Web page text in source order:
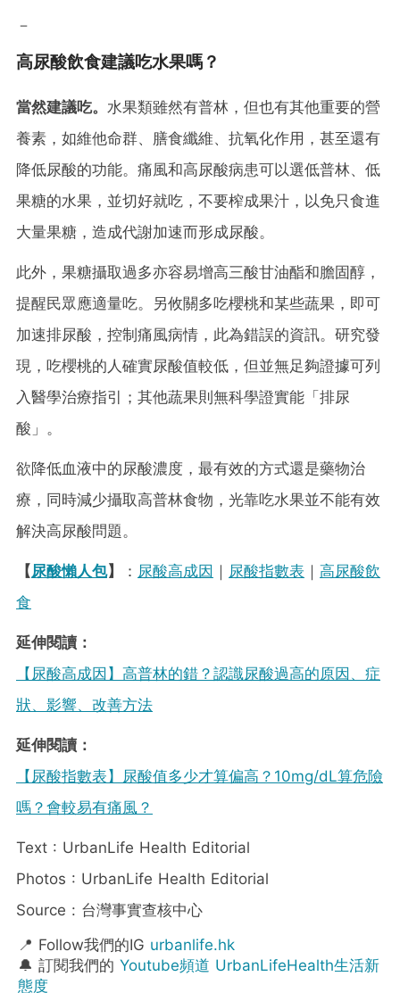
－
高尿酸飲食建議吃水果嗎？
當然建議吃。 水果類雖然有普林，但也有其他重要的營
養素，如維他命群、膳食纖維、抗氧化作用，甚至還有
降低尿酸的功能。痛風和高尿酸病患可以選低普林、低
果糖的水果，並切好就吃，不要榨成果汁，以免只食進
大量果糖，造成代謝加速而形成尿酸。
此外，果糖攝取過多亦容易增高三酸甘油酯和膽固醇，
提醒民眾應適量吃。另攸關多吃櫻桃和某些蔬果，即可
加速排尿酸，控制痛風病情，此為錯誤的資訊。研究發
現，吃櫻桃的人確實尿酸值較低，但並無足夠證據可列
入醫學治療指引；其他蔬果則無科學證實能「排尿
酸」。
欲降低血液中的尿酸濃度，最有效的方式還是藥物治
療，同時減少攝取高普林食物，光靠吃水果並不能有效
解決高尿酸問題。
【尿酸懶人包】 ： 尿酸高成因 ｜ 尿酸指數表 ｜ 高尿酸飲
食
延伸閱讀：
【尿酸高成因】高普林的錯？認識尿酸過高的原因、症
狀、影響、改善方法
延伸閱讀：
【尿酸指數表】尿酸值多少才算偏高？10mg/dL算危險
嗎？會較易有痛風？
Text : UrbanLife Health Editorial
Photos : UrbanLife Health Editorial
Source : 台灣事實查核中心
📍 Follow我們的IG urbanlife.hk
🔔 訂閱我們的 Youtube頻道 UrbanLifeHealth生活新
態度